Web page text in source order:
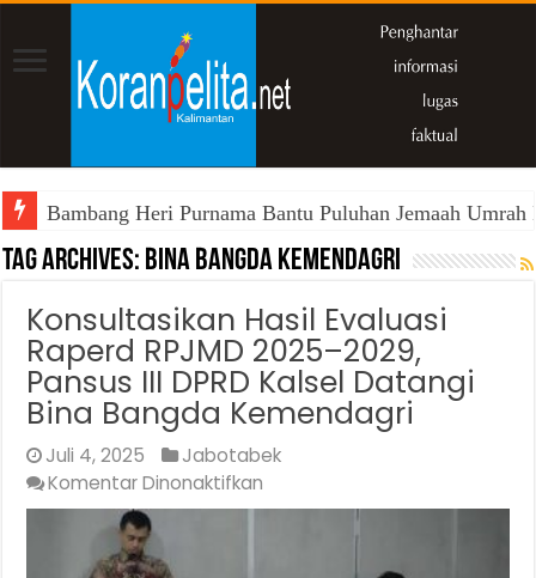
Bambang Heri Purnama Bantu Puluhan Jemaah
Tag Archives: Bina Bangda Kemendagri
Konsultasikan Hasil Evaluasi
Raperd RPJMD 2025–2029,
Pansus III DPRD Kalsel Datangi
Bina Bangda Kemendagri
Juli 4, 2025
Jabotabek
Komentar Dinonaktifkan
Konsultasikan